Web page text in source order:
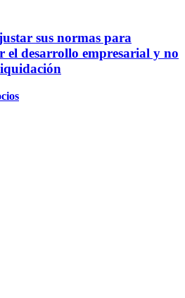
sus normas para
el desarrollo empresarial y no